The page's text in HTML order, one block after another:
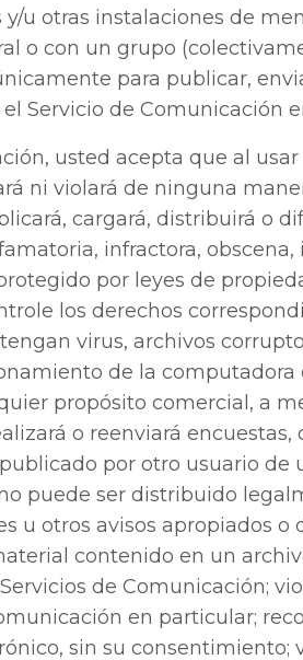
u otras instalaciones de
o con un grupo
para publicar,
Servicio de Comunicación
usted acepta que al
ni violará de ninguna
cargará, distribuirá o
infractora,
por leyes de
los derechos
virus, archivos
de la computadora
propósito comercial, a
o reenviará
por otro usuario de
puede ser distribuido
u otros avisos apropiados
contenido en un
de Comunicación;
en particular;
sin su consentimiento;